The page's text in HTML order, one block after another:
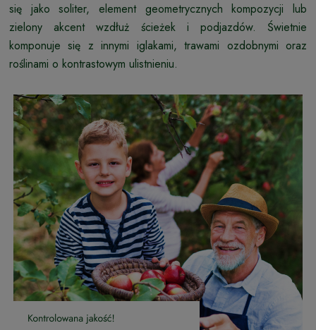
się jako soliter, element geometrycznych kompozycji lub
zielony akcent wzdłuż ścieżek i podjazdów. Świetnie
komponuje się z innymi iglakami, trawami ozdobnymi oraz
roślinami o kontrastowym ulistnieniu.